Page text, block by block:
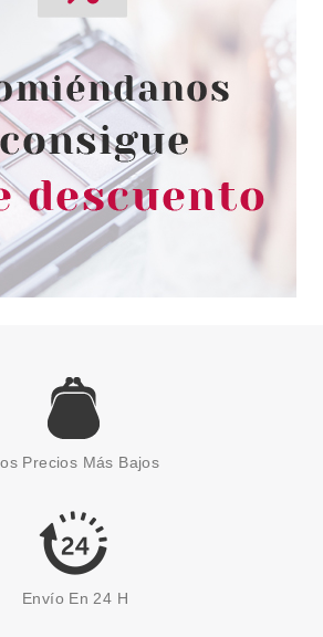
Precios Más Bajos
Envío En 24 H